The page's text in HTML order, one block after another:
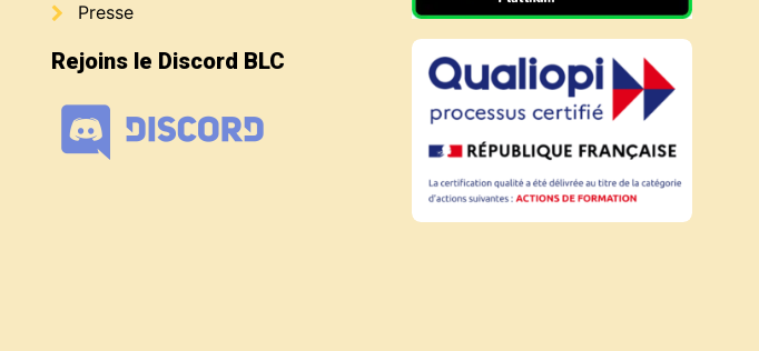
Presse
Rejoins le Discord BLC